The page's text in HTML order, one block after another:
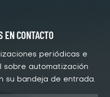
EN CONTACTO
periódicas e
sobre automatización
su bandeja de entrada.